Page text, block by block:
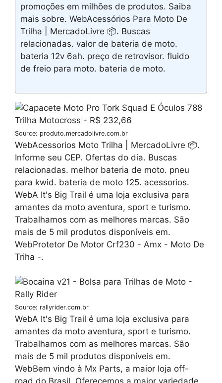
promoções em milhões de produtos. Saiba
mais sobre. WebAcessórios Para Moto De
Trilha | MercadoLivre 📦. Buscas
relacionadas. valor de bateria de moto.
bateria 12v 6ah. preço de retrovisor. fluido
de freio para moto. bateria de moto.
Source: produto.mercadolivre.com.br
WebAcessorios Moto Trilha | MercadoLivre 📦.
Informe seu CEP. Ofertas do dia. Buscas
relacionadas. melhor bateria de moto. pneu
para kwid. bateria de moto 125. acessorios.
WebA It's Big Trail é uma loja exclusiva para
amantes da moto aventura, sport e turismo.
Trabalhamos com as melhores marcas. São
mais de 5 mil produtos disponíveis em.
WebProtetor De Motor Crf230 - Amx - Moto De
Triha -.
Source: rallyrider.com.br
WebA It's Big Trail é uma loja exclusiva para
amantes da moto aventura, sport e turismo.
Trabalhamos com as melhores marcas. São
mais de 5 mil produtos disponíveis em.
WebBem vindo à Mx Parts, a maior loja off-